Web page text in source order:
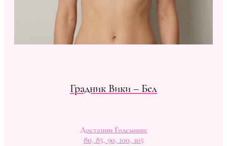
Градник Вики – Бел
Достапни Големини:
80, 85, 90, 100, 105